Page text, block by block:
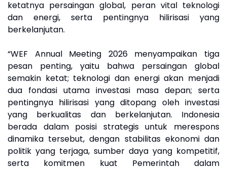
ketatnya persaingan global, peran vital teknologi
dan energi, serta pentingnya hilirisasi yang
berkelanjutan.
“WEF Annual Meeting 2026 menyampaikan tiga
pesan penting, yaitu bahwa persaingan global
semakin ketat; teknologi dan energi akan menjadi
dua fondasi utama investasi masa depan; serta
pentingnya hilirisasi yang ditopang oleh investasi
yang berkualitas dan berkelanjutan. Indonesia
berada dalam posisi strategis untuk merespons
dinamika tersebut, dengan stabilitas ekonomi dan
politik yang terjaga, sumber daya yang kompetitif,
serta komitmen kuat Pemerintah dalam